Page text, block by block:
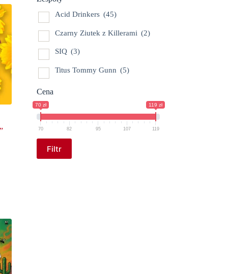
Acid Drinkers (45)
Czarny Ziutek z Killerami (2)
SIQ (3)
Titus Tommy Gunn (5)
Cena
70 zł 119 zł
70 82 95 107 119
Filtr